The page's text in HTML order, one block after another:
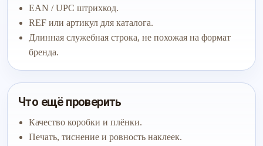
EAN / UPC штрихкод.
REF или артикул для каталога.
Длинная служебная строка, не похожая на формат
бренда.
Что ещё проверить
Качество коробки и плёнки.
Печать, тиснение и ровность наклеек.